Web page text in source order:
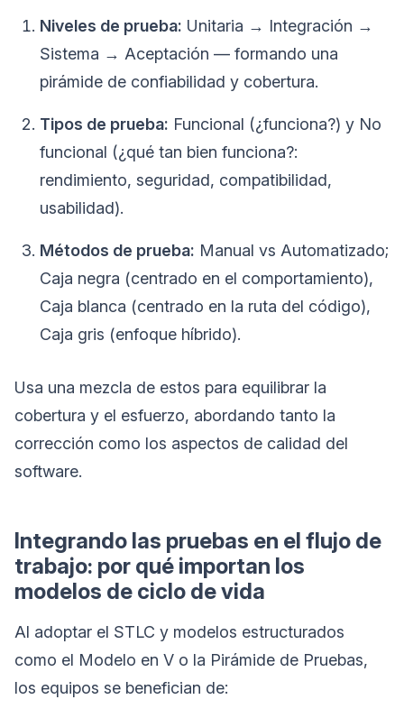
Niveles de prueba: Unitaria → Integración →
Sistema → Aceptación — formando una
pirámide de confiabilidad y cobertura.
Tipos de prueba: Funcional (¿funciona?) y No
funcional (¿qué tan bien funciona?:
rendimiento, seguridad, compatibilidad,
usabilidad).
Métodos de prueba: Manual vs Automatizado;
Caja negra (centrado en el comportamiento),
Caja blanca (centrado en la ruta del código),
Caja gris (enfoque híbrido).
Usa una mezcla de estos para equilibrar la
cobertura y el esfuerzo, abordando tanto la
corrección como los aspectos de calidad del
software.
Integrando las pruebas en el flujo de
trabajo: por qué importan los
modelos de ciclo de vida
Al adoptar el STLC y modelos estructurados
como el Modelo en V o la Pirámide de Pruebas,
los equipos se benefician de: